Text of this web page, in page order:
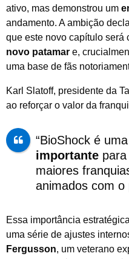
ativo, mas demonstrou um
andamento. A ambição
que este novo capítulo será
novo patamar e,
uma base de fãs
Karl Slatoff, presidente da
ao reforçar o valor da
“BioShock é uma
importantepara
maiores
animados com o
Essa importância
uma série de ajustes
Fergusson, um veterano